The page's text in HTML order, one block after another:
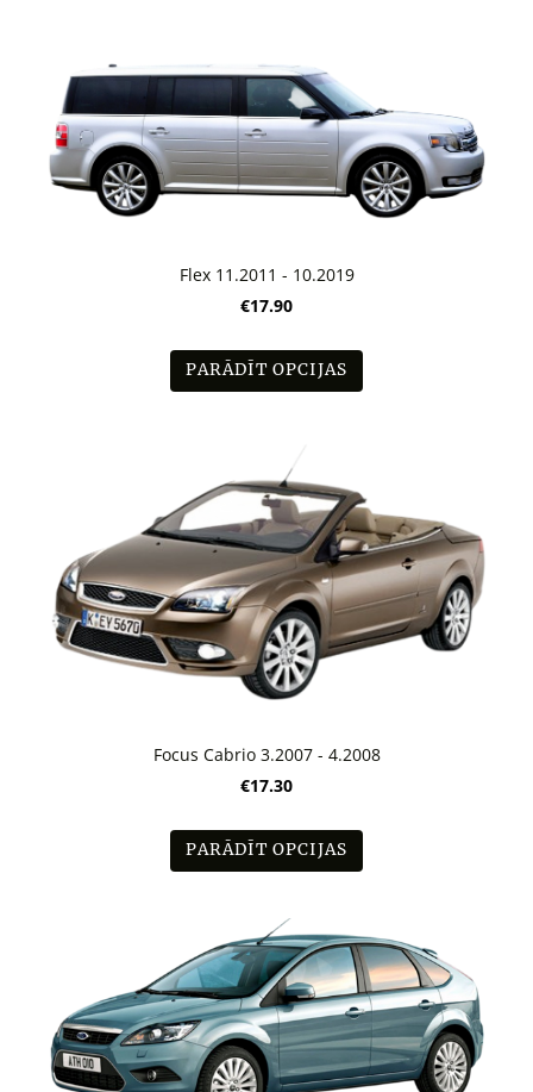
Flex 11.2011 - 10.2019
€17.90
PARĀDĪT OPCIJAS
Focus Cabrio 3.2007 - 4.2008
€17.30
PARĀDĪT OPCIJAS